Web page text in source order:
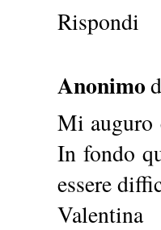
Rispondi
Anonimo
Mi auguro
In fondo
essere
Valentina